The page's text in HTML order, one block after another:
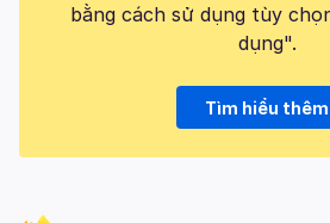
bằng cách sử dụng tùy
dụng".
Tìm hiểu thêm